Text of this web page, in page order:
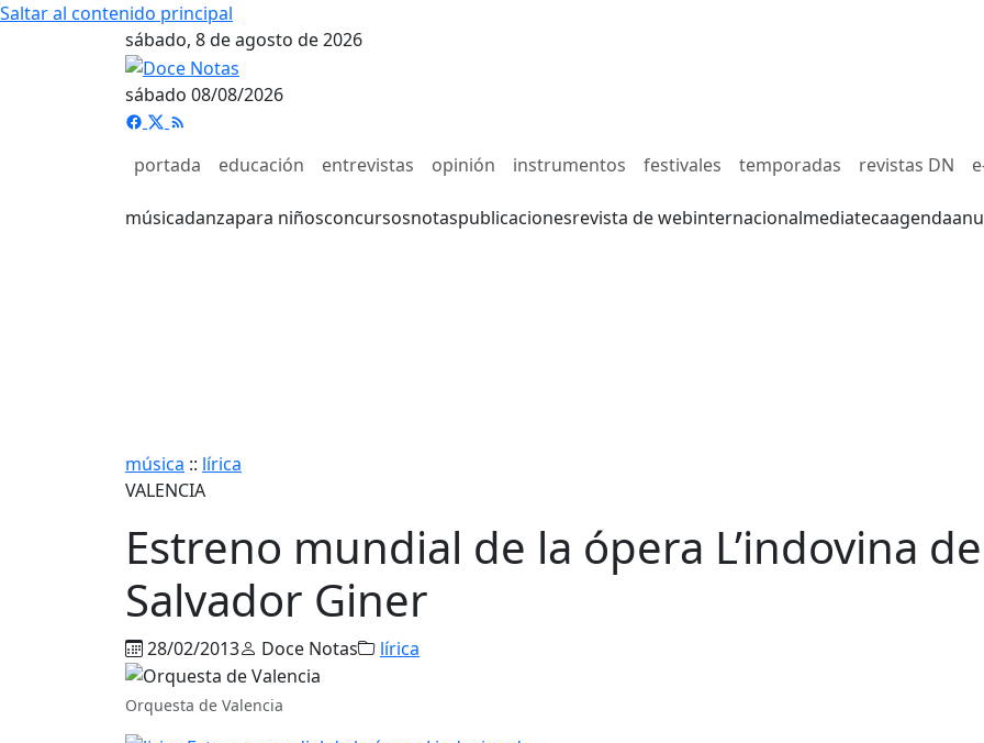
Saltar al contenido principal
sábado, 8 de agosto de 2026
sábado 08/08/2026
portada educación entrevistas opinión instrumentos festivales temporadas revistas DN
músicadanzapara niñosconcursosnotaspublicacionesrevista de webinternacionalmediatecaagenda
música :: lírica
VALENCIA
Estreno mundial de la ópera L’indovina de
Salvador Giner
28/02/2013 Doce Notas lírica
Orquesta de Valencia